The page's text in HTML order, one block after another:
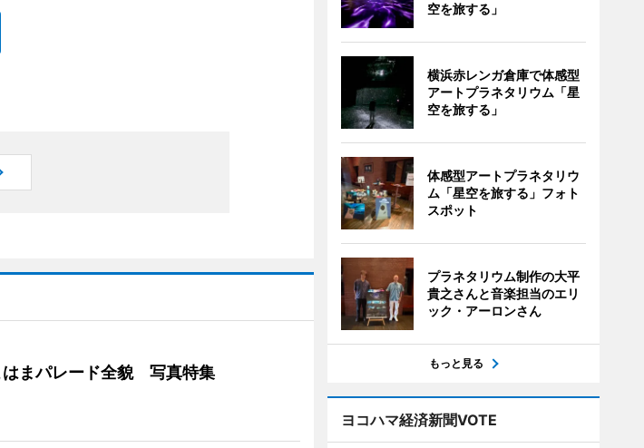
はまパレード全貌 写真特集
空を旅する」
横浜赤レンガ倉庫で体感型
アートプラネタリウム「星
空を旅する」
体感型アートプラネタリウ
ム「星空を旅する」フォト
スポット
プラネタリウム制作の大平
貴之さんと音楽担当のエリ
ック・アーロンさん
もっと見る
ヨコハマ経済新聞VOTE